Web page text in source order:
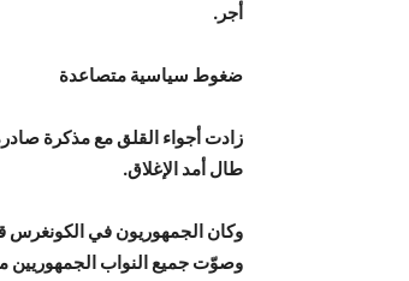
أجر.
ضغوط سياسية متصاعدة
زادت أجواء القلق مع مذكرة
طال أمد الإغلاق.
وكان الجمهوريون في الكونغرس